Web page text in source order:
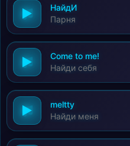
НайдИ
Парня
Come to me!
Найди себя
meltty
Найди меня